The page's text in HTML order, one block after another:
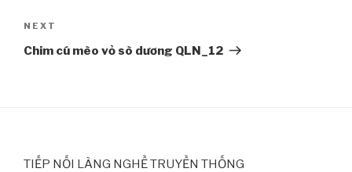
Next
Post
NEXT
Chim cú mèo vỏ sò dương QLN_12
TIẾP NỐI LÀNG NGHỀ TRUYỀN THỐNG